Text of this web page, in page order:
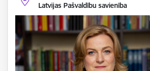
Latvijas Pašvaldību savienība